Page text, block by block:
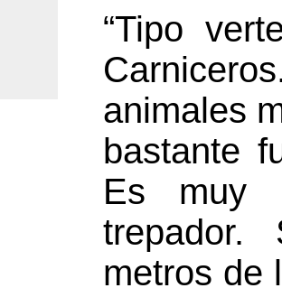
“Tipo
animales
bastante
Es muy
metros de